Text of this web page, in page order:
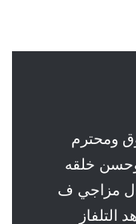
ومحترم
خلقه
مزاجي ف
التلفاز